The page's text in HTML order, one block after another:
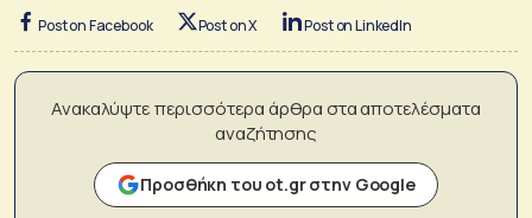
Post on Facebook Post on X Post on LinkedIn
Ανακαλύψτε περισσότερα άρθρα στα αποτελέσματα
αναζήτησης
Προσθήκη του ot.gr στην Google